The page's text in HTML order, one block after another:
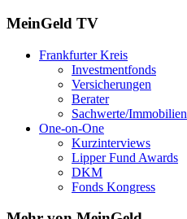
MeinGeld TV
Frankfurter Kreis
Investmentfonds
Versicherungen
Berater
Sachwerte/Immobilien
One-on-One
Kurzinterviews
Lipper Fund Awards
DKM
Fonds Kongress